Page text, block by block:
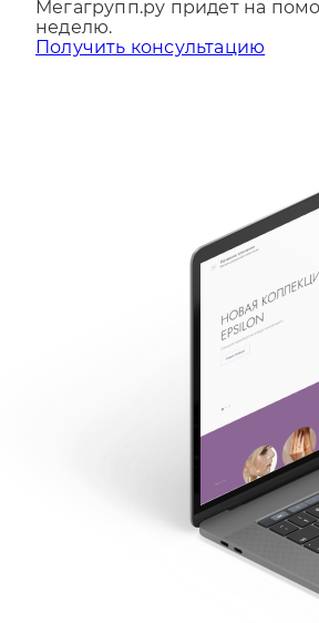
Если у вас возникает вопрос
Мегагрупп.ру придет на
неделю.